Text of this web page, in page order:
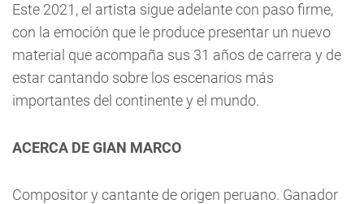
Este 2021, el artista sigue adelante con paso firme,
con la emoción que le produce presentar un nuevo
material que acompaña sus 31 años de carrera y de
estar cantando sobre los escenarios más
importantes del continente y el mundo.
ACERCA DE GIAN MARCO
Compositor y cantante de origen peruano. Ganador